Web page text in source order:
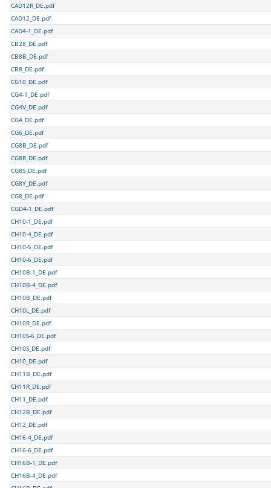
CAD12R_DE.pdf
CAD12_DE.pdf
CAD4-1_DE.pdf
CB28_DE.pdf
CB8B_DE.pdf
CB8_DE.pdf
CG10_DE.pdf
CG4-1_DE.pdf
CG4V_DE.pdf
CG4_DE.pdf
CG6_DE.pdf
CG8B_DE.pdf
CG8R_DE.pdf
CG8S_DE.pdf
CG8Y_DE.pdf
CG8_DE.pdf
CGD4-1_DE.pdf
CH10-1_DE.pdf
CH10-4_DE.pdf
CH10-5_DE.pdf
CH10-6_DE.pdf
CH10B-1_DE.pdf
CH10B-4_DE.pdf
CH10B_DE.pdf
CH10L_DE.pdf
CH10R_DE.pdf
CH10S-6_DE.pdf
CH10S_DE.pdf
CH10_DE.pdf
CH11B_DE.pdf
CH11R_DE.pdf
CH11_DE.pdf
CH12B_DE.pdf
CH12_DE.pdf
CH16-4_DE.pdf
CH16-6_DE.pdf
CH16B-1_DE.pdf
CH16B-4_DE.pdf